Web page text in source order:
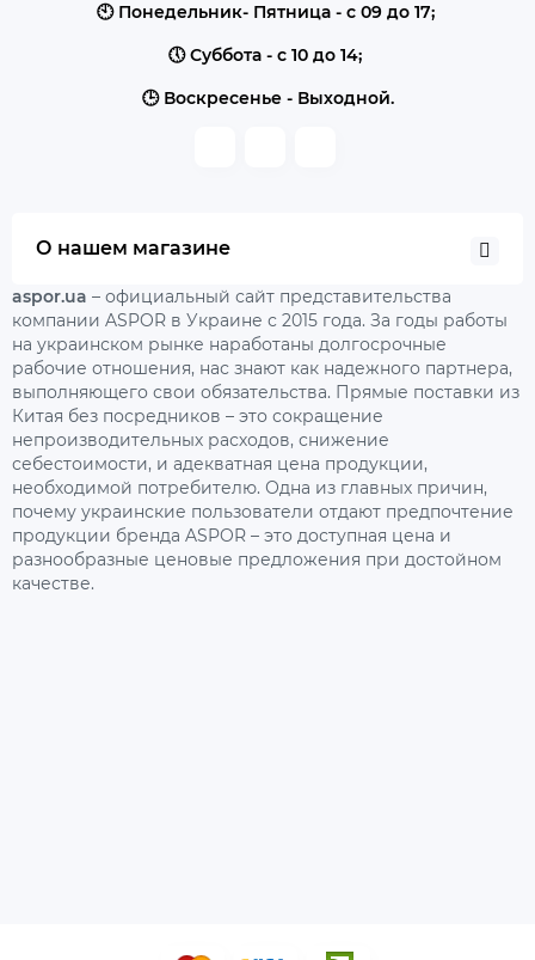
🕙 Понедельник- Пятница - с 09 до 17;
🕔 Суббота - с 10 до 14;
🕒 Воскресенье - Выходной.
О нашем магазине
aspor.ua – официальный сайт представительства
компании ASPOR в Украине с 2015 года. За годы работы
на украинском рынке наработаны долгосрочные
рабочие отношения, нас знают как надежного партнера,
выполняющего свои обязательства. Прямые поставки из
Китая без посредников – это сокращение
непроизводительных расходов, снижение
себестоимости, и адекватная цена продукции,
необходимой потребителю. Одна из главных причин,
почему украинские пользователи отдают предпочтение
продукции бренда ASPOR – это доступная цена и
разнообразные ценовые предложения при достойном
качестве.